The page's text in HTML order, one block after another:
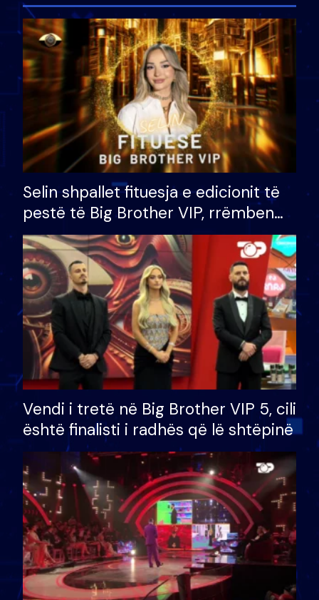
Selin shpallet fituesja e edicionit të
pestë të Big Brother VIP, rrëmben
çmimin e madh prej 100 mijë eurosh
Vendi i tretë në Big Brother VIP 5, cili
është finalisti i radhës që lë shtëpinë